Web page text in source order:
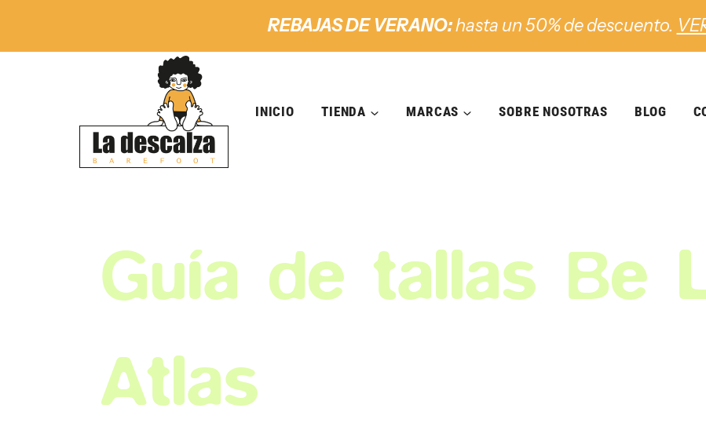
REBAJAS DE VERANO:hasta un 50% de descuento.
INICIO TIENDA MARCAS SOBRE NOSOTRAS BLOG
Guía de tallas Be
Atlas